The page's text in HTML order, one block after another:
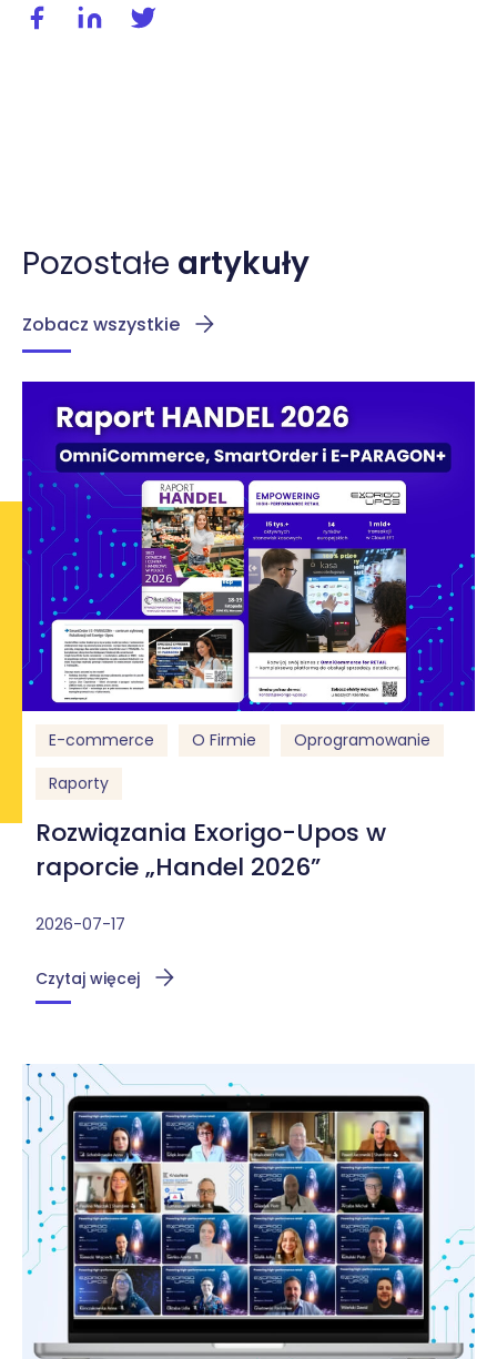
Udostępnij wpis na facebooku
Udostępnij wpis na linkedIn
Pozostałe artykuły
Zobacz wszystkie
E-commerce O Firmie
Oprogramowanie
Raporty
Rozwiązania Exorigo-Upos w
raporcie „Handel 2026”
2026-07-17
Czytaj więcej